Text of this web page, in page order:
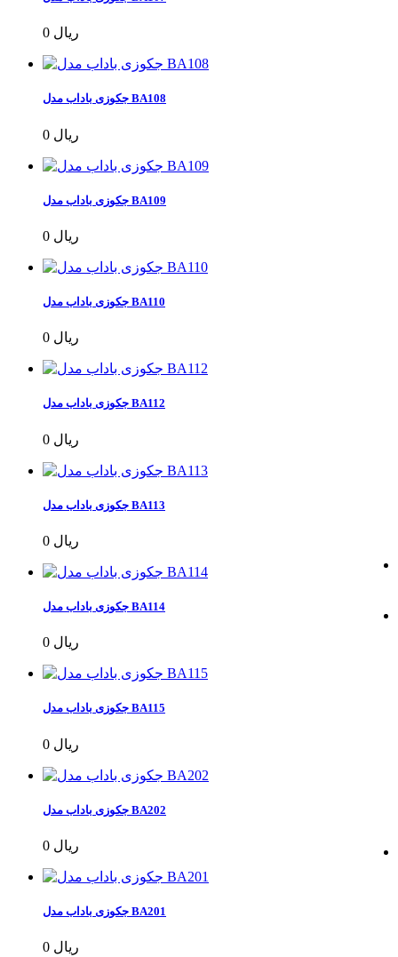
0 ریال
جکوزی باداب مدل BA108
0 ریال
جکوزی باداب مدل BA109
0 ریال
جکوزی باداب مدل BA110
0 ریال
جکوزی باداب مدل BA112
0 ریال
جکوزی باداب مدل BA113
0 ریال
جکوزی باداب مدل BA114
0 ریال
جکوزی باداب مدل BA115
0 ریال
جکوزی باداب مدل BA202
0 ریال
جکوزی باداب مدل BA201
0 ریال